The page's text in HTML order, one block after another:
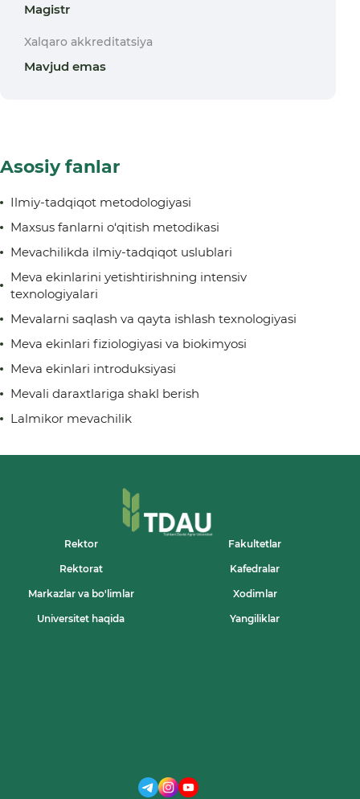
Magistr
Xalqaro akkreditatsiya
Mavjud emas
Asosiy fanlar
Ilmiy-tadqiqot metodologiyasi
Maxsus fanlarni o‘qitish metodikasi
Mevachilikda ilmiy-tadqiqot uslublari
Meva ekinlarini yetishtirishning intensiv
texnologiyalari
Mevalarni saqlash va qayta ishlash texnologiyasi
Meva ekinlari fiziologiyasi va biokimyosi
Meva ekinlari introduksiyasi
Mevali daraxtlariga shakl berish
Lalmikor mevachilik
Rektor Fakultetlar
Rektorat Kafedralar
Markazlar va bo'limlar Xodimlar
Universitet haqida Yangiliklar